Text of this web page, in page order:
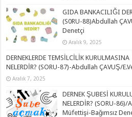
GIDA BANKACILIĞI
(S0RU-88)Abdullah
Denetçi
Aralık 9, 2025
DERNEKLERDE TEMSİLCİLİK
NELERDİR? (SORU-87)-Abdullah ÇAVUŞ/
Aralık 7, 2025
DERNEK ŞUBESİ
NELERDİR? (SORU-
Müfettişi-Bağımsız